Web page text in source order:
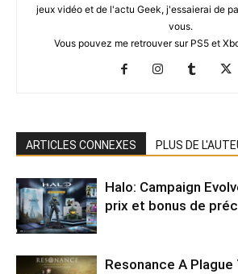
jeux vidéo et de l'actu Geek, j'essaierai de
vous.
Vous pouvez me retrouver sur PS5 et
ARTICLES CONNEXES PLUS DE
Halo: Campaign
prix et bonus de
Resonance A